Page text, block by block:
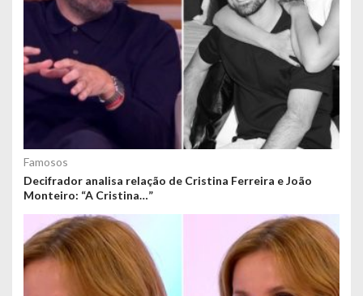
Famosos
Decifrador analisa relação de Cristina Ferreira e João
Monteiro: “A Cristina…”